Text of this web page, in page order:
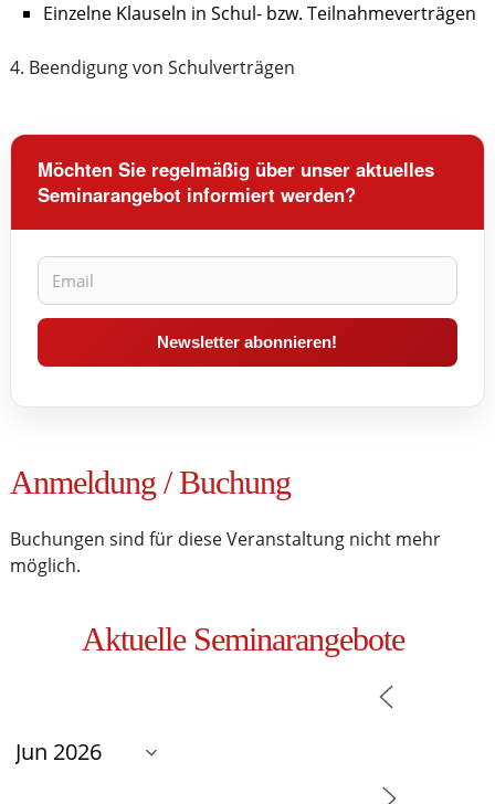
Einzelne Klauseln in Schul- bzw. Teilnahmeverträgen
4. Beendigung von Schulverträgen
Möchten Sie regelmäßig über unser aktuelles
Seminarangebot informiert werden?
Anmeldung / Buchung
Buchungen sind für diese Veranstaltung nicht mehr
möglich.
Aktuelle Seminarangebote